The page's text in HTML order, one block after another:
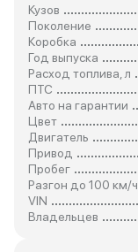
Кузов
Поколение
Коробка
Год выпуска
Расход топлива, л
ПТС
Авто на гарантии
Цвет
Двигатель
Привод
Пробег
Разгон до 100 км/ч
VIN
Владельцев